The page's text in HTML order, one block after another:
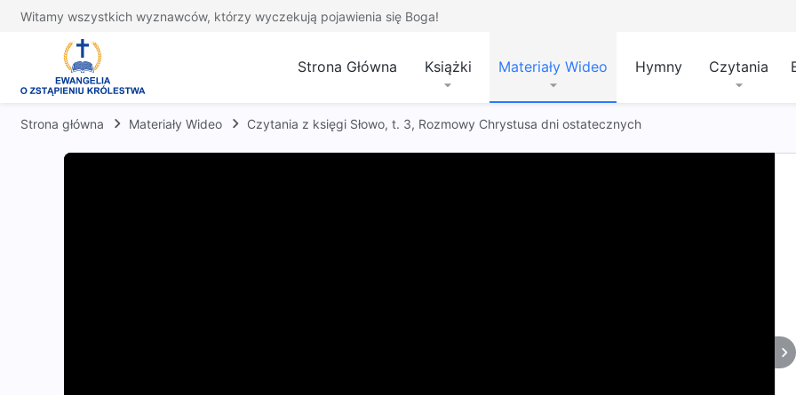
Witamy wszystkich wyznawców, którzy wyczekują pojawienia się Boga!
Strona Główna Książki Materiały Wideo Hymny Czytania
Strona główna Materiały Wideo Czytania z księgi Słowo, t. 3, Rozmowy Chrystusa dni ostatecznych